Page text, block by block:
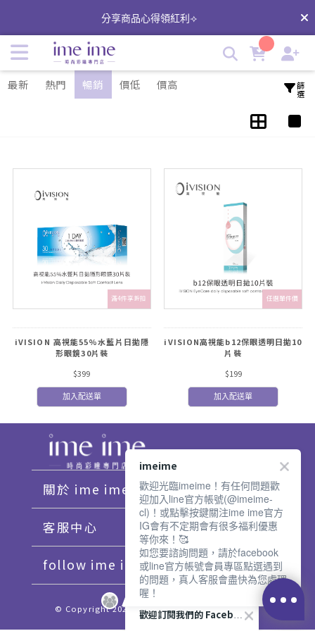
imeime 隱形眼鏡美瞳店
分享商品心得領紅利⟢
最新 熱門 暢銷 價低 價高 篩選
滿4件享折扣
iVISION 高視能55%水藍片日拋隱
形眼鏡30片裝
$399
加入配送單
任選單件價
iVISION高視能b12保眼透明日拋10
片裝
$199
加入配送單
關於 ime ime
客服中心
follow ime ime♡
© Copyright 2021 imeime. All Rights Reserved.
歡迎訂閱我們的 Facebook 專頁
imeime
歡迎光臨imeime！有任何問題歡
迎加入line官方帳號(@imeime-
cl)！或點擊按鍵關注ime ime官方
IG會有不定期會有很多福利優惠
等你來！🥰
如您要諮詢問題，請於facebook
或line官方帳號會員專區點選遇到
的問題，真人客服會盡快為您處理
喔！